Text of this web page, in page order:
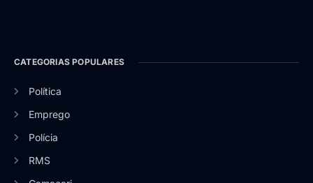
CATEGORIAS POPULARES
Política
Emprego
Polícia
RMS